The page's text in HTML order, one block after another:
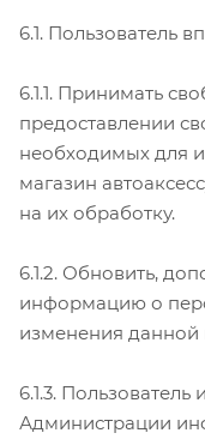
6.1. Пользователь
6.1.1. Принимать
предоставлении
необходимых для
магазин
на их обработку.
6.1.2. Обновить,
информацию о
изменения
6.1.3.
Администрации